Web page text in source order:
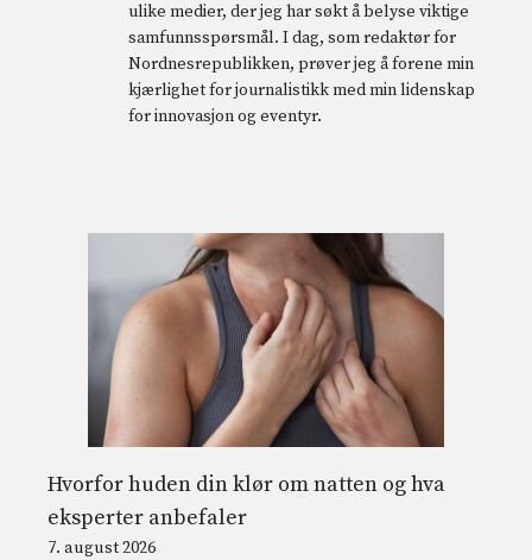
ulike medier, der jeg har søkt å belyse viktige
samfunnsspørsmål. I dag, som redaktør for
Nordnesrepublikken, prøver jeg å forene min
kjærlighet for journalistikk med min lidenskap
for innovasjon og eventyr.
Hvorfor huden din klør om natten og hva
eksperter anbefaler
7. august 2026